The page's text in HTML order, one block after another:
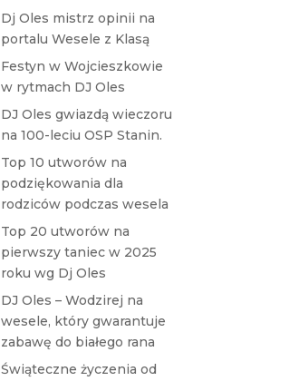
Dj Oles mistrz opinii na
portalu Wesele z Klasą
Festyn w Wojcieszkowie
w rytmach DJ Oles
DJ Oles gwiazdą wieczoru
na 100-leciu OSP Stanin.
Top 10 utworów na
podziękowania dla
rodziców podczas wesela
Top 20 utworów na
pierwszy taniec w 2025
roku wg Dj Oles
DJ Oles – Wodzirej na
wesele, który gwarantuje
zabawę do białego rana
Świąteczne życzenia od